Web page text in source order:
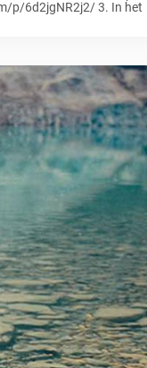
p/6d2jgNR2j2/ 3. In het